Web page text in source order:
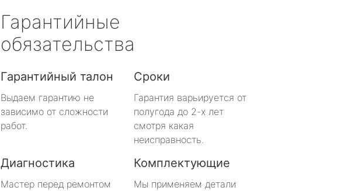
Гарантийные
обязательства
Гарантийный талон
Выдаем гарантию не
зависимо от сложности
работ.
Сроки
Гарантия варьируется от
полугода до 2-х лет
смотря какая
неисправность.
Диагностика
Мастер перед ремонтом
Комплектующие
Мы применяем детали